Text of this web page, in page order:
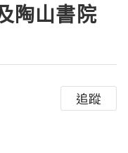
陶山書院
追蹤